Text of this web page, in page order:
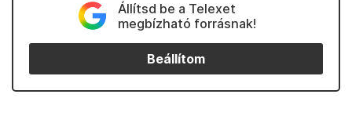
Állítsd be a Telexet
megbízható forrásnak!
Beállítom